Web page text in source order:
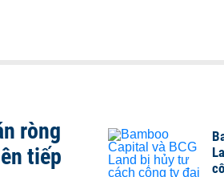
ròng
tiếp